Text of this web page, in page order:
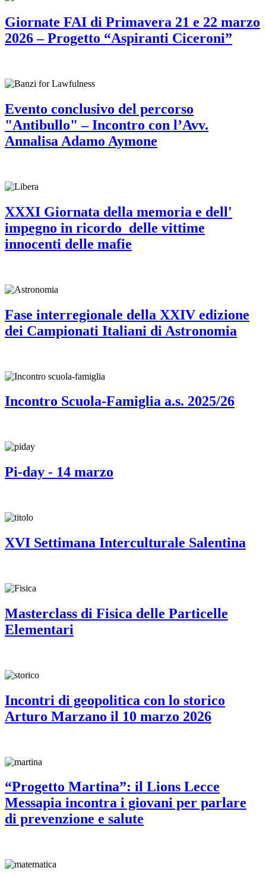
Giornate FAI di Primavera 21 e 22 marzo
2026 – Progetto “Aspiranti Ciceroni”
Evento conclusivo del percorso
"Antibullo" – Incontro con l’Avv.
Annalisa Adamo Aymone
XXXI Giornata della memoria e dell'
impegno in ricordo delle vittime
innocenti delle mafie
Fase interregionale della XXIV edizione
dei Campionati Italiani di Astronomia
Incontro Scuola-Famiglia a.s. 2025/26
Pi-day - 14 marzo
XVI Settimana Interculturale Salentina
Masterclass di Fisica delle Particelle
Elementari
Incontri di geopolitica con lo storico
Arturo Marzano il 10 marzo 2026
“Progetto Martina”: il Lions Lecce
Messapia incontra i giovani per parlare
di prevenzione e salute